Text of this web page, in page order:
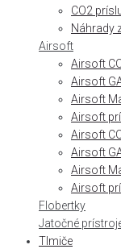
CO2
Náhrady
Airsoft
Airsoft
Airsoft
Airsoft
Airsoft
Airsoft
Airsoft
Airsoft
Airsoft
Flobertky
Jatočné
Tlmiče